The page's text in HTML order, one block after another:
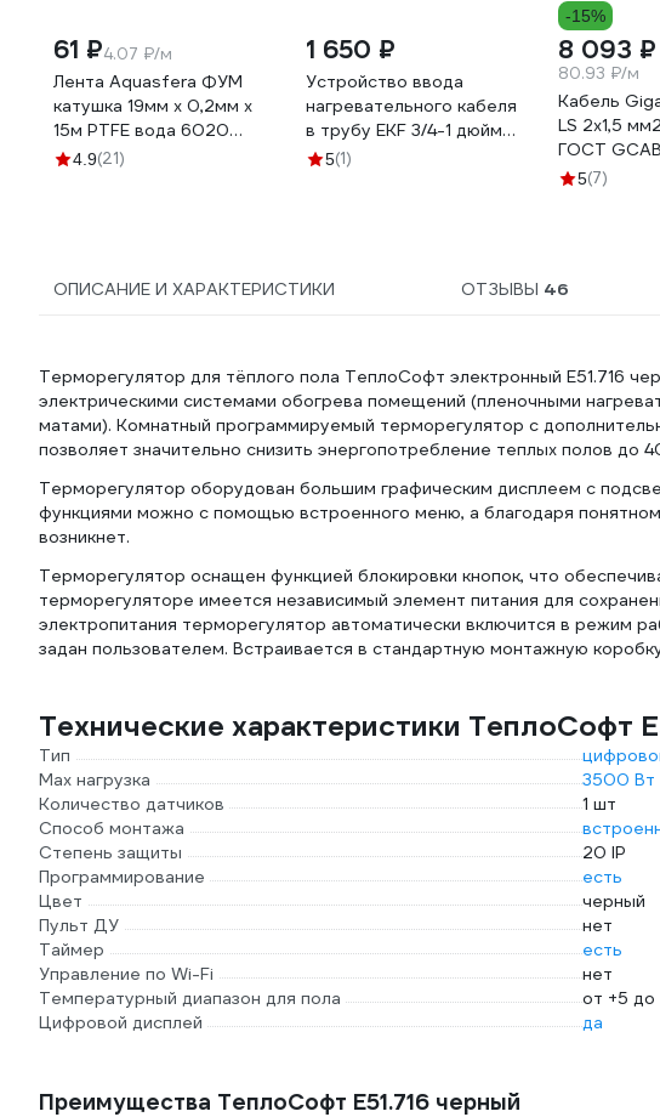
61 ₽4.07 ₽/м
Лента Aquasfera ФУМ
катушка 19мм х 0,2мм х
15м PTFE вода 6020
6020-04 008-0548
4.9(21)
1 650 ₽
Устройство ввода
нагревательного кабеля
в трубу EKF 3/4-1 дюйм
VKS
5(1)
-15%
8 093 ₽
80.93 ₽/м
Кабель
LS 2x1,5
ГОСТ
5(7)
ОПИСАНИЕ И ХАРАКТЕРИСТИКИ ОТЗЫВЫ 46
Терморегулятор для тёплого пола ТеплоСофт электронный E51.716
электрическими системами обогрева помещений (пленочными
матами). Комнатный программируемый терморегулятор с
позволяет значительно снизить энергопотребление теплых полов до
Терморегулятор оборудован большим графическим дисплеем с
функциями можно с помощью встроенного меню, а благодаря
возникнет.
Терморегулятор оснащен функцией блокировки кнопок, что
терморегуляторе имеется независимый элемент питания для
электропитания терморегулятор автоматически включится в режим
задан пользователем. Встраивается в стандартную монтажную
Технические характеристики ТеплоСофт
Тип
Max нагрузка
3500 Вт
Количество датчиков
1 шт
Способ монтажа
Степень защиты
20 IP
Программирование
есть
Цвет
черный
Пульт ДУ
нет
Таймер
есть
Управление по Wi-Fi
нет
Температурный диапазон для пола
от +5 до
Цифровой дисплей
да
Преимущества ТеплоСофт E51.716 черный